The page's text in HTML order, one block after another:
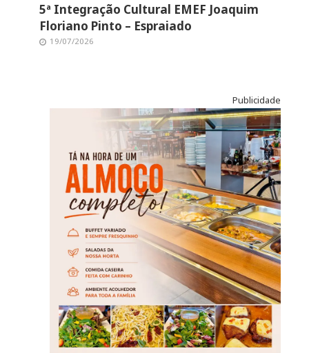
5ª Integração Cultural EMEF Joaquim
Floriano Pinto – Espraiado
19/07/2026
Publicidade